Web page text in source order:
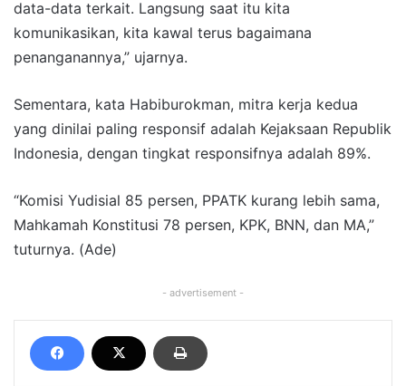
data-data terkait. Langsung saat itu kita
komunikasikan, kita kawal terus bagaimana
penanganannya,” ujarnya.
Sementara, kata Habiburokman, mitra kerja kedua
yang dinilai paling responsif adalah Kejaksaan Republik
Indonesia, dengan tingkat responsifnya adalah 89%.
“Komisi Yudisial 85 persen, PPATK kurang lebih sama,
Mahkamah Konstitusi 78 persen, KPK, BNN, dan MA,”
tuturnya. (Ade)
- advertisement -